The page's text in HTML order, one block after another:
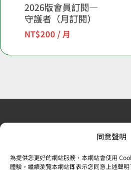
同意聲明
為提供您更好的網站服務，本網站會使用
體驗，繼續瀏覽本網站即表示您同意上述聲明
2026版會員訂閱—
守護者（月訂閱）
NT$200 / 月
份有限公司 |合法食品業登錄字
6 | 統一編號：83242378 |電